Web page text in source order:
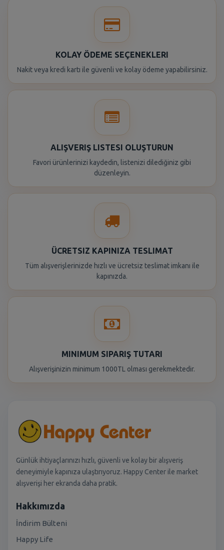
KOLAY ÖDEME SEÇENEKLERI
Nakit veya kredi kartı ile güvenli ve kolay ödeme yapabilirsiniz.
ALIŞVERIŞ LISTESI OLUŞTURUN
Favori ürünlerinizi kaydedin, listenizi dilediğiniz gibi
düzenleyin.
ÜCRETSIZ KAPINIZA TESLIMAT
Tüm alışverişlerinizde hızlı ve ücretsiz teslimat imkanı ile
kapınızda.
MINIMUM SIPARIŞ TUTARI
Alışverişinizin minimum 1000TL olması gerekmektedir.
Günlük ihtiyaçlarınızı hızlı, güvenli ve kolay bir alışveriş
deneyimiyle kapınıza ulaştırıyoruz. Happy Center ile market
alışverişi her ekranda daha pratik.
Hakkımızda
İndirim Bülteni
Happy Life